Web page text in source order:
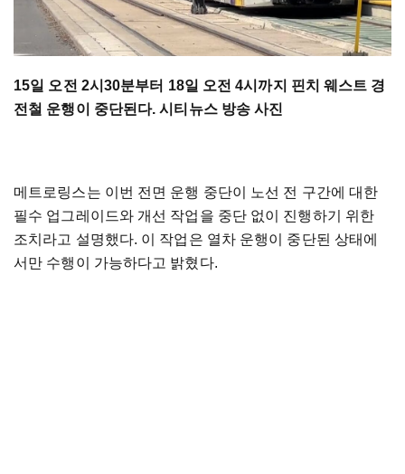
15일 오전 2시30분부터 18일 오전 4시까지 핀치 웨스트 경
전철 운행이 중단된다. 시티뉴스 방송 사진
메트로링스는 이번 전면 운행 중단이 노선 전 구간에 대한
필수 업그레이드와 개선 작업을 중단 없이 진행하기 위한
조치라고 설명했다. 이 작업은 열차 운행이 중단된 상태에
서만 수행이 가능하다고 밝혔다.